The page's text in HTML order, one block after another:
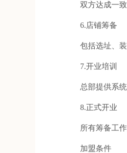
双方达成一致
6.店铺筹备
包括选址、装
7.开业培训
总部提供系统
8.正式开业
所有筹备工作
加盟条件